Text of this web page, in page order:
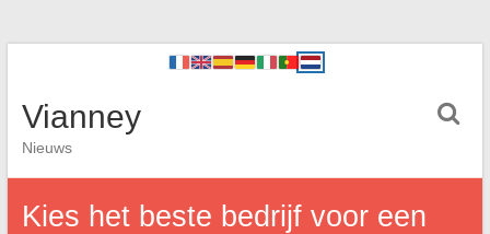
Vianney
Nieuws
Kies het beste bedrijf voor een